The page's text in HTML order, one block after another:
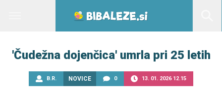
'Čudežna dojenčica' umrla pri 25 letih
B.R. NOVICE 0 13. 01. 2026 12.15